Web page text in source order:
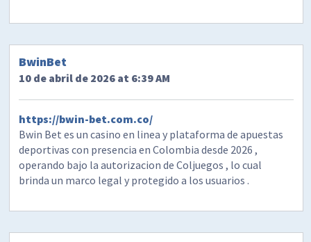
BwinBet
10 de abril de 2026 at 6:39 AM
https://bwin-bet.com.co/
Bwin Bet es un casino en linea y plataforma de apuestas
deportivas con presencia en Colombia desde 2026 ,
operando bajo la autorizacion de Coljuegos , lo cual
brinda un marco legal y protegido a los usuarios .